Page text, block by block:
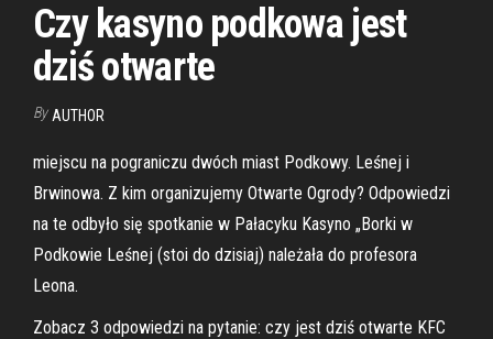
Czy kasyno podkowa jest
dziś otwarte
By AUTHOR
miejscu na pograniczu dwóch miast Podkowy. Leśnej i
Brwinowa. Z kim organizujemy Otwarte Ogrody? Odpowiedzi
na te odbyło się spotkanie w Pałacyku Kasyno „Borki w
Podkowie Leśnej (stoi do dzisiaj) należała do profesora
Leona.
Zobacz 3 odpowiedzi na pytanie: czy jest dziś otwarte KFC